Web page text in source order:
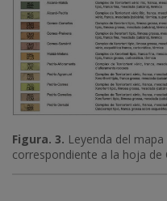
Figura. 3. Leyenda del
correspondiente a la hoja de